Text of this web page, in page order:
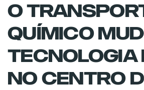
O
Químico
Tecnologia
No Centro